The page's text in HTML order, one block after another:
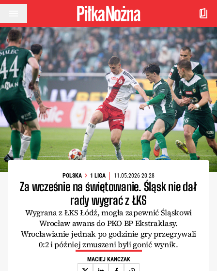
Przejdź do treści
POLSKA 1 LIGA 11.05.2026 20:28
Za wcześnie na świętowanie. Śląsk nie dał
rady wygrać z ŁKS
Wygrana z ŁKS Łódź, mogła zapewnić Śląskowi
Wrocław awans do PKO BP Ekstraklasy.
Wrocławianie jednak po godzinie gry przegrywali
0:2 i później zmuszeni byli gonić wynik.
MACIEJ KANCZAK